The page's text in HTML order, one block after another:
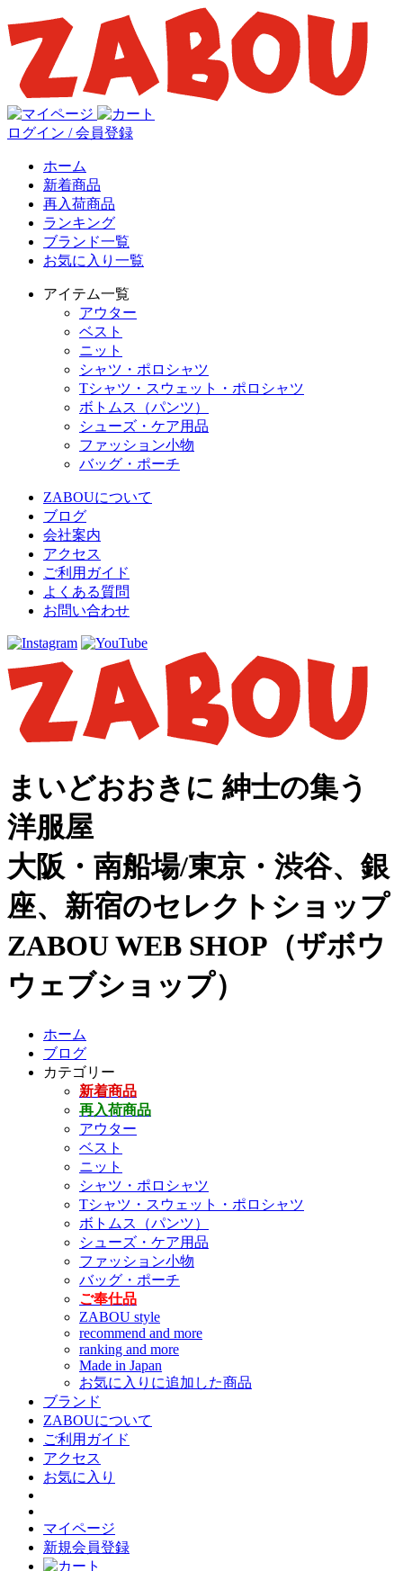
ログイン / 会員登録
ホーム
新着商品
再入荷商品
ランキング
ブランド一覧
お気に入り一覧
アイテム一覧
アウター
ベスト
ニット
シャツ・ポロシャツ
Tシャツ・スウェット・ポロシャツ
ボトムス（パンツ）
シューズ・ケア用品
ファッション小物
バッグ・ポーチ
ZABOUについて
ブログ
会社案内
アクセス
ご利用ガイド
よくある質問
お問い合わせ
まいどおおきに 紳士の集う
洋服屋
大阪・南船場/東京・渋谷、銀
座、新宿のセレクトショップ
ZABOU WEB SHOP（ザボウ
ウェブショップ）
ホーム
ブログ
カテゴリー
新着商品
再入荷商品
アウター
ベスト
ニット
シャツ・ポロシャツ
Tシャツ・スウェット・ポロシャツ
ボトムス（パンツ）
シューズ・ケア用品
ファッション小物
バッグ・ポーチ
ご奉仕品
ZABOU style
recommend and more
ranking and more
Made in Japan
お気に入りに追加した商品
ブランド
ZABOUについて
ご利用ガイド
アクセス
お気に入り
マイページ
新規会員登録